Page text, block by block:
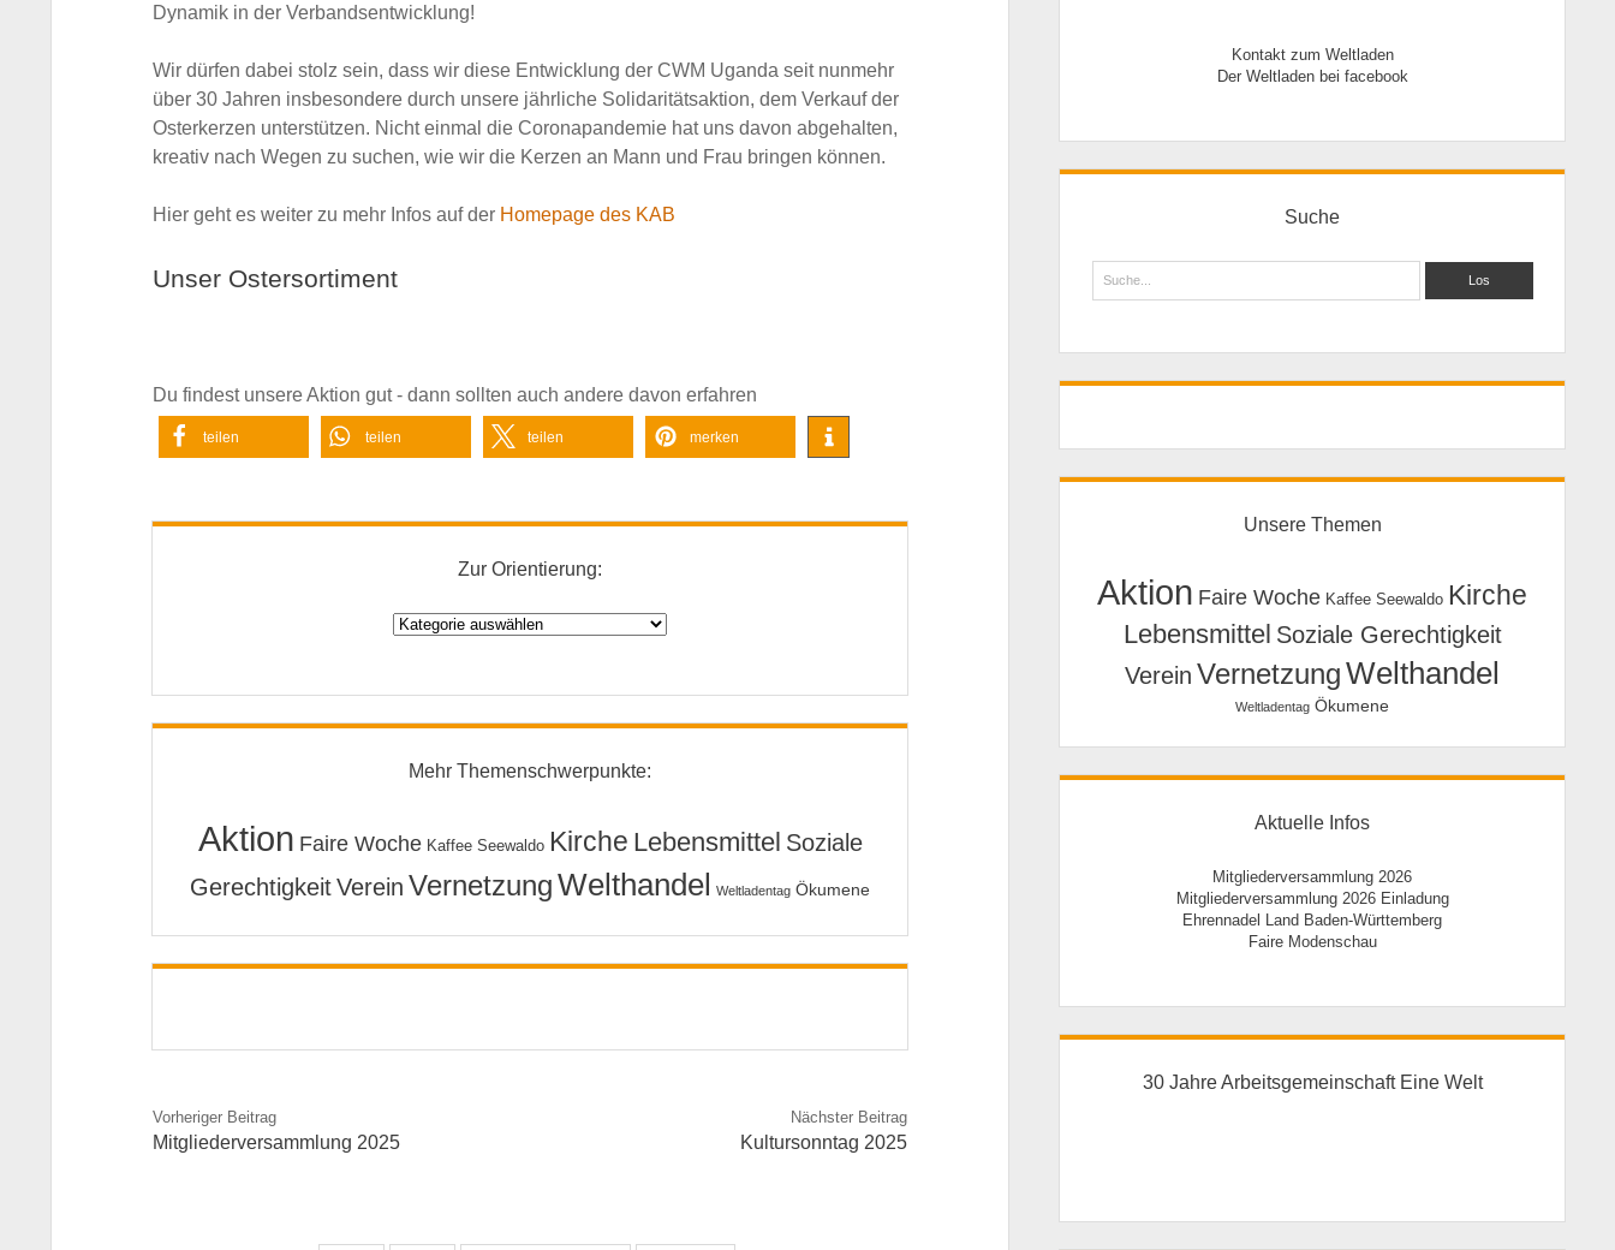
Dynamik in der Verbandsentwicklung!
Wir dürfen dabei stolz sein, dass wir diese Entwicklung der CWM Uganda seit nunmehr
über 30 Jahren insbesondere durch unsere jährliche Solidaritätsaktion, dem Verkauf der
Osterkerzen unterstützen. Nicht einmal die Coronapandemie hat uns davon abgehalten,
kreativ nach Wegen zu suchen, wie wir die Kerzen an Mann und Frau bringen können.
Hier geht es weiter zu mehr Infos auf der Homepage des KAB
Unser Ostersortiment
Du findest unsere Aktion gut - dann sollten auch andere davon erfahren
teilen teilen teilen merken
Zur Orientierung:
Zur
Mehr Themenschwerpunkte:
Aktion Faire Woche Kaffee Seewaldo Kirche Lebensmittel Soziale
GerechtigkeitVerein VernetzungWelthandel Weltladentag Ökumene
Vorheriger Beitrag
Mitgliederversammlung 2025
Nächster Beitrag
Kultursonntag 2025
Kontakt zum Weltladen
Der Weltladen bei facebook
Suche
Unsere Themen
Aktion Faire Woche Kaffee Seewaldo Kirche
Lebensmittel Soziale Gerechtigkeit
Verein VernetzungWelthandel
Weltladentag Ökumene
Aktuelle Infos
Mitgliederversammlung 2026
Mitgliederversammlung 2026 Einladung
Ehrennadel Land Baden-Württemberg
Faire Modenschau
30 Jahre Arbeitsgemeinschaft Eine Welt